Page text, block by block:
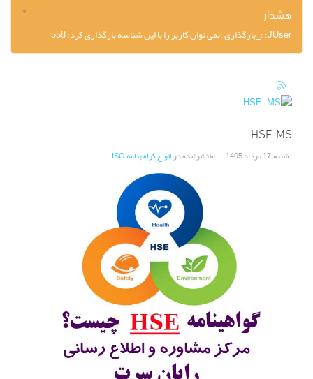
× هشدار
JUser: :_بارگذاری :نمی توان کاربر را با این شناسه بارگذاری کرد: 558
HSE-MS
شنبه, 17 مرداد 1405 منتشرشده درانواع گواهینامه ISO